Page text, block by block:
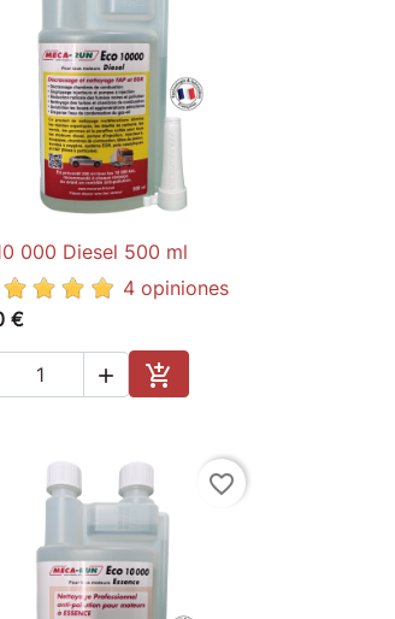
 Quick view
000 Diesel 500 ml
4 opiniones
€
 
Add to cart
favorite_border